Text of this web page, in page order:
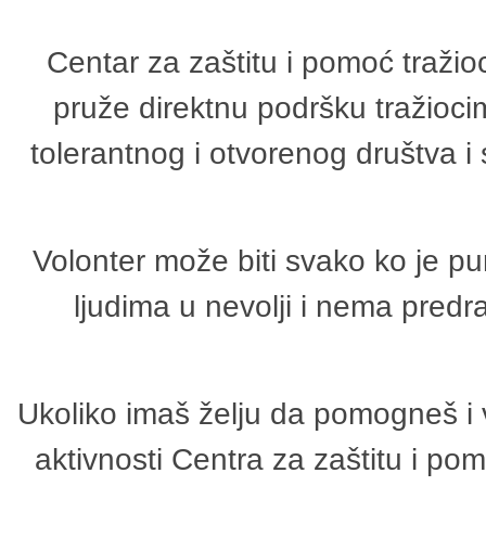
Centar za zaštitu i pomoć
pruže direktnu podršku
tolerantnog i otvorenog društva
Volonter može biti svako ko je
ljudima u nevolji i nema
Ukoliko imaš želju da pomogneš
aktivnosti Centra za zaštitu i